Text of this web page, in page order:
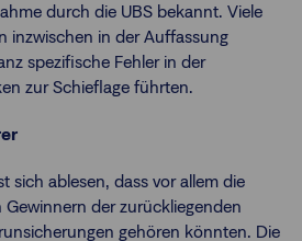
durch die UBS bekannt. Viele
inzwischen in der Auffassung
spezifische Fehler in der
zur Schieflage führten.
sich ablesen, dass vor allem die
der zurückliegenden
gehören könnten. Die